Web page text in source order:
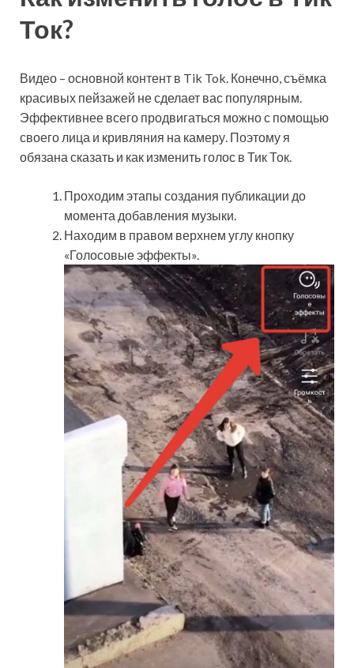
Ток?
Видео – основной контент в Tik Tok. Конечно, съёмка
красивых пейзажей не сделает вас популярным.
Эффективнее всего продвигаться можно с помощью
своего лица и кривляния на камеру. Поэтому я
обязана сказать и как изменить голос в Тик Ток.
Проходим этапы создания публикации до
момента добавления музыки.
Находим в правом верхнем углу кнопку
«Голосовые эффекты».